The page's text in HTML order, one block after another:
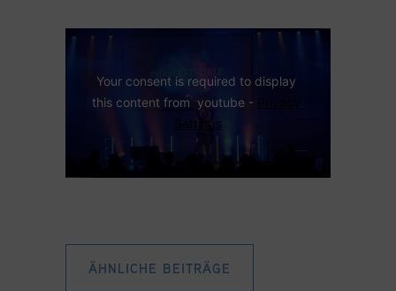
Your consent is required to display
this content from  youtube - Privacy
Settings
ÄHNLICHE BEITRÄGE